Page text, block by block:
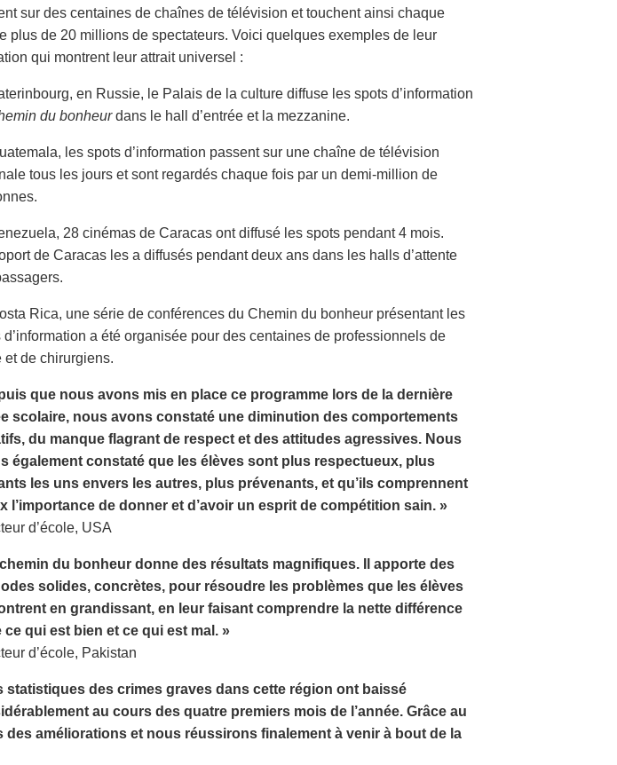
sur des centaines de chaînes de télévision et touchent ainsi chaque
plus de 20 millions de spectateurs. Voici quelques exemples de leur
qui montrent leur attrait universel :
en Russie, le Palais de la culture diffuse les spots d’information
du bonheurdans le hall d’entrée et la mezzanine.
les spots d’information passent sur une chaîne de télévision
tous les jours et sont regardés chaque fois par un demi-million de
28 cinémas de Caracas ont diffusé les spots pendant 4 mois.
de Caracas les a diffusés pendant deux ans dans les halls d’attente
Rica, une série de conférences du Chemin du bonheur présentant les
d’information a été organisée pour des centaines de professionnels de
et de chirurgiens.
que nous avons mis en place ce programme lors de la dernière
scolaire, nous avons constaté une diminution des comportements
du manque flagrant de respect et des attitudes agressives. Nous
également constaté que les élèves sont plus respectueux, plus
les uns envers les autres, plus prévenants, et qu’ils comprennent
l’importance de donner et d’avoir un esprit de compétition sain. »
d’école, USA
du bonheur donne des résultats magnifiques. Il apporte des
solides, concrètes, pour résoudre les problèmes que les élèves
en grandissant, en leur faisant comprendre la nette différence
ce qui est bien et ce qui est mal. »
d’école, Pakistan
statistiques des crimes graves dans cette région ont baissé
au cours des quatre premiers mois de l’année. Grâce au
des améliorations et nous réussirons finalement à venir à bout de la